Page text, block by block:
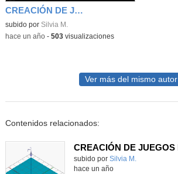
CREACIÓN DE JUEGOS EDUCATIVOS A TRAVÉS DEL DISEÑO E IMPRESIÓN 3D EN EL AULA DE RELIGIÓN
Contenido educativo.
subido por Silvia M.
-hace un año- 503visualizaciones
Ver más del mismo autor
Contenidos relacionados:
Contenido educativo.
subido por Silvia M.
hace un año